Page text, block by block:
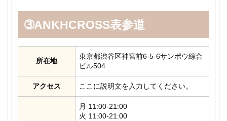
➂ANKHCROSS表参道
所在地
東京都渋谷区神宮前6-5-6サンポウ綜合
ビル504
アクセス ここに説明文を入力してください。
月 11:00-21:00
火 11:00-21:00